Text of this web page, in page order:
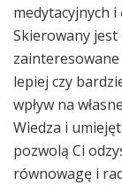
medytacyjnych i
Skierowany
zainteresowane
lepiej czy
wpływ na
Wiedza i
pozwolą Ci
równowagę i